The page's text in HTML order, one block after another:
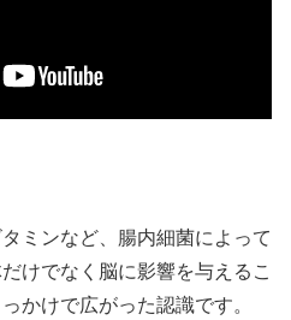
ミンなど、腸内細菌によって
けでなく脳に影響を与えるこ
かけで広がった認識です。